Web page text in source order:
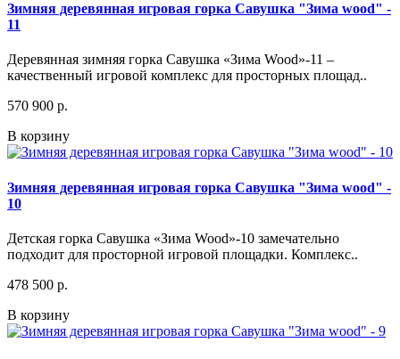
Зимняя деревянная игровая горка Савушка "Зима wood" -
11
Деревянная зимняя горка Савушка «Зима Wood»-11 –
качественный игровой комплекс для просторных площад..
570 900 р.
В корзину
Зимняя деревянная игровая горка Савушка "Зима wood" -
10
Детская горка Савушка «Зима Wood»-10 замечательно
подходит для просторной игровой площадки. Комплекс..
478 500 р.
В корзину